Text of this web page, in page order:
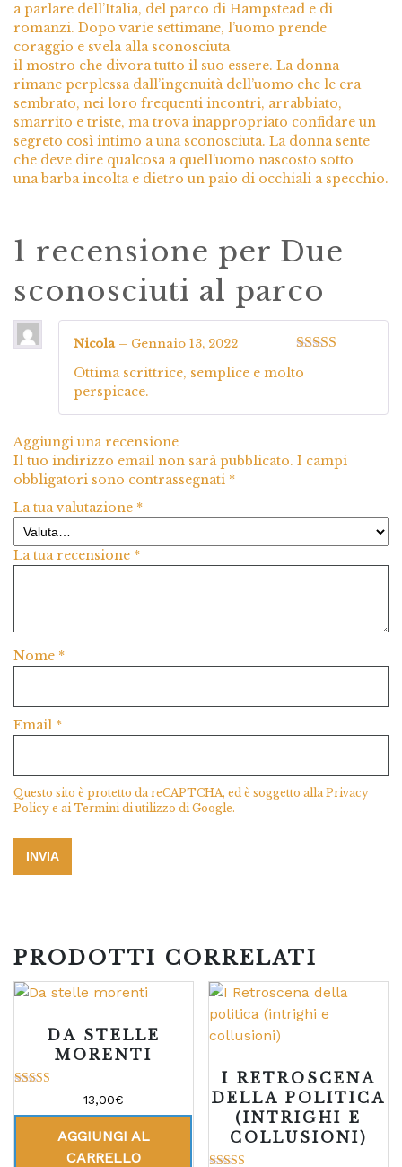
a parlare dell’Italia, del parco di Hampstead e di
romanzi. Dopo varie settimane, l’uomo prende
coraggio e svela alla sconosciuta
il mostro che divora tutto il suo essere. La donna
rimane perplessa dall’ingenuità dell’uomo che le era
sembrato, nei loro frequenti incontri, arrabbiato,
smarrito e triste, ma trova inappropriato confidare un
segreto così intimo a una sconosciuta. La donna sente
che deve dire qualcosa a quell’uomo nascosto sotto
una barba incolta e dietro un paio di occhiali a specchio.
1 recensione per Due
sconosciuti al parco
Nicola – Gennaio 13, 2022
Ottima scrittrice, semplice e molto
perspicace.
Aggiungi una recensione
Il tuo indirizzo email non sarà pubblicato. I campi
obbligatori sono contrassegnati *
La tua valutazione *
La tua recensione *
Nome *
Email *
Questo sito è protetto da reCAPTCHA, ed è soggetto allaPrivacy
Policy e aiTermini di utilizzo di Google.
PRODOTTI CORRELATI
DA STELLE
MORENTI
su 5
13,00€
AGGIUNGI AL
CARRELLO
I RETROSCENA
DELLA POLITICA
(INTRIGHI E
COLLUSIONI)